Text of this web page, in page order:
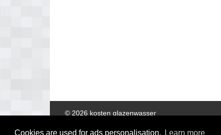
Cookies are used for ads personalisation. Learn more
© 2026 kosten glazenwasser